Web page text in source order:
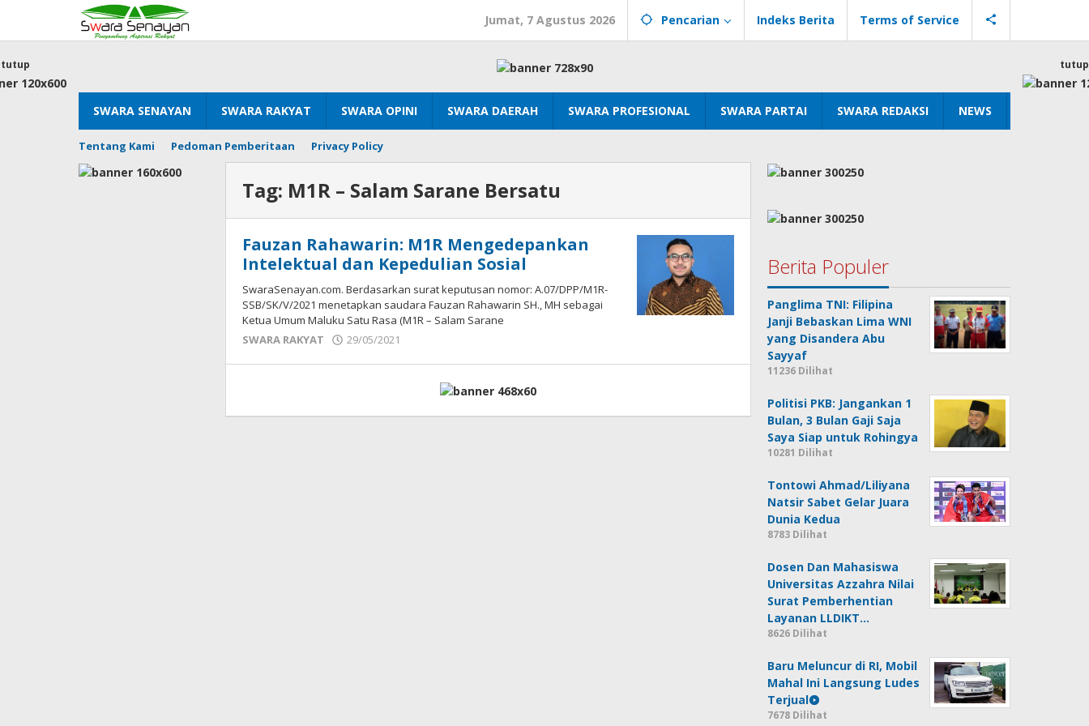
konten
Jumat, 7 Agustus 2026 Pencarian Indeks Berita Terms of Service
SWARA SENAYAN SWARA RAKYAT SWARA OPINI SWARA DAERAH SWARA PROFESIONAL SWARA PARTAI SWARA REDAKSI NEWS
Tentang Kami Pedoman Pemberitaan Privacy Policy
tutup tutup
Tag: M1R – Salam Sarane Bersatu
Fauzan Rahawarin: M1R Mengedepankan
Intelektual dan Kepedulian Sosial
SwaraSenayan.com. Berdasarkan surat keputusan nomor: A.07/DPP/M1R-
SSB/SK/V/2021 menetapkan saudara Fauzan Rahawarin SH., MH sebagai
Ketua Umum Maluku Satu Rasa (M1R – Salam Sarane
SWARA RAKYAT
29/05/2021
Berita Populer
Panglima TNI: Filipina
Janji Bebaskan Lima WNI
yang Disandera Abu
Sayyaf
11236 Dilihat
Politisi PKB: Jangankan 1
Bulan, 3 Bulan Gaji Saja
Saya Siap untuk Rohingya
10281 Dilihat
Tontowi Ahmad/Liliyana
Natsir Sabet Gelar Juara
Dunia Kedua
8783 Dilihat
Dosen Dan Mahasiswa
Universitas Azzahra Nilai
Surat Pemberhentian
Layanan LLDIKT…
8626 Dilihat
Baru Meluncur di RI, Mobil
Mahal Ini Langsung Ludes
Terjual
7678 Dilihat